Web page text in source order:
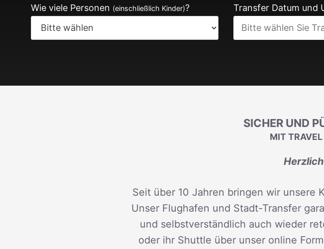
Wie viele Personen (einschließlich Kinder)? Transfer Datum und
SICHER UND
MIT
Seit über 10 Jahren bringen wir unsere
Unser Flughafen und Stadt-Transfer
und selbstverständlich auch wieder
oder ihr Shuttle über unser online